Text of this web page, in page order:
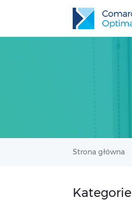
Strona główna
Kategorie